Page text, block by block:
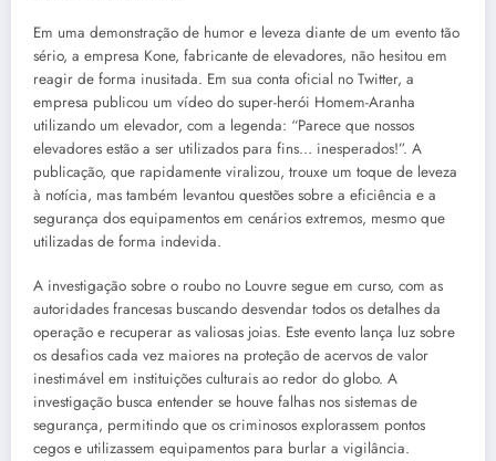
Em uma demonstração de humor e leveza diante de um evento tão
sério, a empresa Kone, fabricante de elevadores, não hesitou em
reagir de forma inusitada. Em sua conta oficial no Twitter, a
empresa publicou um vídeo do super-herói Homem-Aranha
utilizando um elevador, com a legenda: “Parece que nossos
elevadores estão a ser utilizados para fins… inesperados!”. A
publicação, que rapidamente viralizou, trouxe um toque de leveza
à notícia, mas também levantou questões sobre a eficiência e a
segurança dos equipamentos em cenários extremos, mesmo que
utilizadas de forma indevida.
A investigação sobre o roubo no Louvre segue em curso, com as
autoridades francesas buscando desvendar todos os detalhes da
operação e recuperar as valiosas joias. Este evento lança luz sobre
os desafios cada vez maiores na proteção de acervos de valor
inestimável em instituições culturais ao redor do globo. A
investigação busca entender se houve falhas nos sistemas de
segurança, permitindo que os criminosos explorassem pontos
cegos e utilizassem equipamentos para burlar a vigilância.